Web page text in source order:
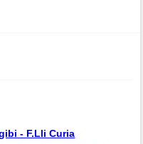
- F.Lli Curia